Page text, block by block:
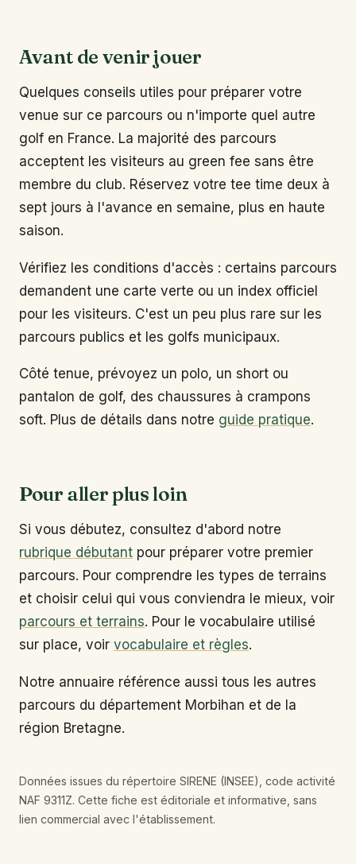
Avant de venir jouer
Quelques conseils utiles pour préparer votre
venue sur ce parcours ou n'importe quel autre
golf en France. La majorité des parcours
acceptent les visiteurs au green fee sans être
membre du club. Réservez votre tee time deux à
sept jours à l'avance en semaine, plus en haute
saison.
Vérifiez les conditions d'accès : certains parcours
demandent une carte verte ou un index officiel
pour les visiteurs. C'est un peu plus rare sur les
parcours publics et les golfs municipaux.
Côté tenue, prévoyez un polo, un short ou
pantalon de golf, des chaussures à crampons
soft. Plus de détails dans notre guide pratique.
Pour aller plus loin
Si vous débutez, consultez d'abord notre
rubrique débutant pour préparer votre premier
parcours. Pour comprendre les types de terrains
et choisir celui qui vous conviendra le mieux, voir
parcours et terrains. Pour le vocabulaire utilisé
sur place, voir vocabulaire et règles.
Notre annuaire référence aussi tous les autres
parcours du département Morbihan et de la
région Bretagne.
Données issues du répertoire SIRENE (INSEE), code activité
NAF 9311Z. Cette fiche est éditoriale et informative, sans
lien commercial avec l'établissement.